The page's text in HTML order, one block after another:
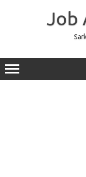
Job